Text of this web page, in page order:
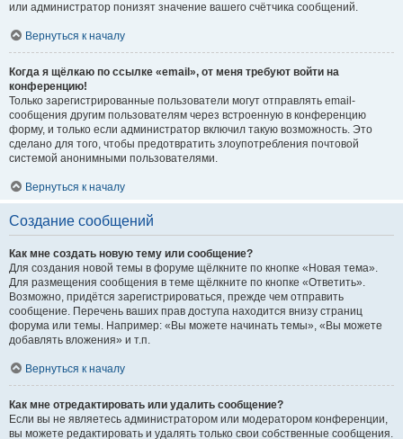
или администратор понизят значение вашего счётчика сообщений.
Вернуться к началу
Когда я щёлкаю по ссылке «email», от меня требуют войти на
конференцию!
Только зарегистрированные пользователи могут отправлять email-
сообщения другим пользователям через встроенную в конференцию
форму, и только если администратор включил такую возможность. Это
сделано для того, чтобы предотвратить злоупотребления почтовой
системой анонимными пользователями.
Вернуться к началу
Создание сообщений
Как мне создать новую тему или сообщение?
Для создания новой темы в форуме щёлкните по кнопке «Новая тема».
Для размещения сообщения в теме щёлкните по кнопке «Ответить».
Возможно, придётся зарегистрироваться, прежде чем отправить
сообщение. Перечень ваших прав доступа находится внизу страниц
форума или темы. Например: «Вы можете начинать темы», «Вы можете
добавлять вложения» и т.п.
Вернуться к началу
Как мне отредактировать или удалить сообщение?
Если вы не являетесь администратором или модератором конференции,
вы можете редактировать и удалять только свои собственные сообщения.